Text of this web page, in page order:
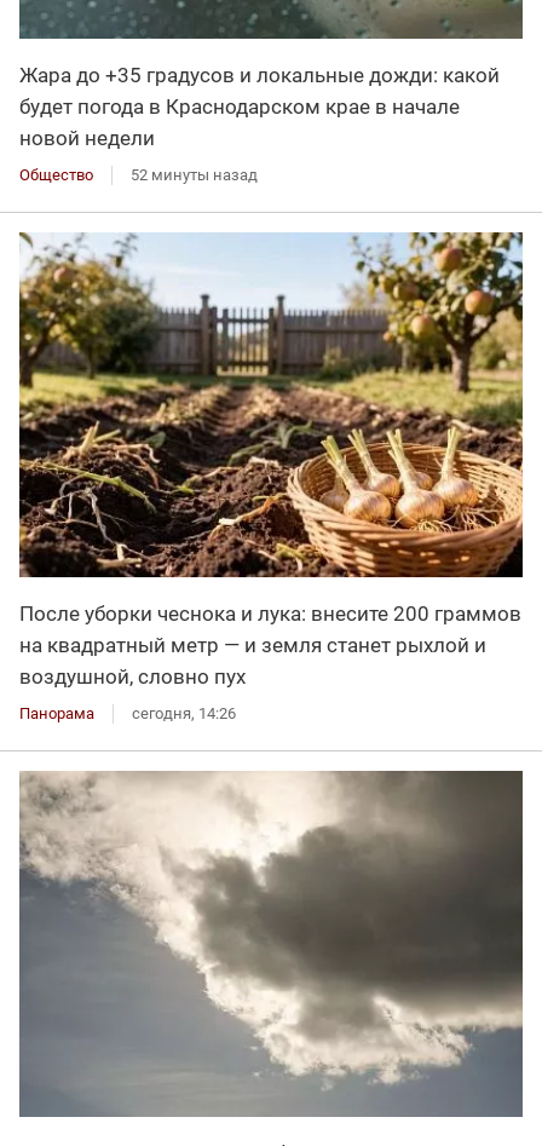
Жара до +35 градусов и локальные дожди: какой
будет погода в Краснодарском крае в начале
новой недели
Общество 52 минуты назад
После уборки чеснока и лука: внесите 200 граммов
на квадратный метр — и земля станет рыхлой и
воздушной, словно пух
Панорама сегодня, 14:26